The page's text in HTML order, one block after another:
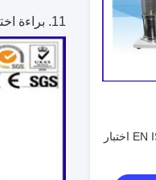
0.1Mpa عالية الأداء EN ISO 4589 2 اختبار
11. براءة اختراع تصميم الغاز خلط الغرفة، التي تضمن الغازات يمكن خلط الغازات في وقت قصير، البيانات هو أكثر دقة.